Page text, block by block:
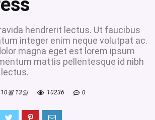
hendrerit lectus. Ut faucibus
integer enim neque volutpat ac.
magna eget est lorem ipsum
mattis pellentesque id nibh
월 13일 10236 0